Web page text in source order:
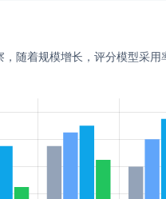
随着规模增长，评分模型采用